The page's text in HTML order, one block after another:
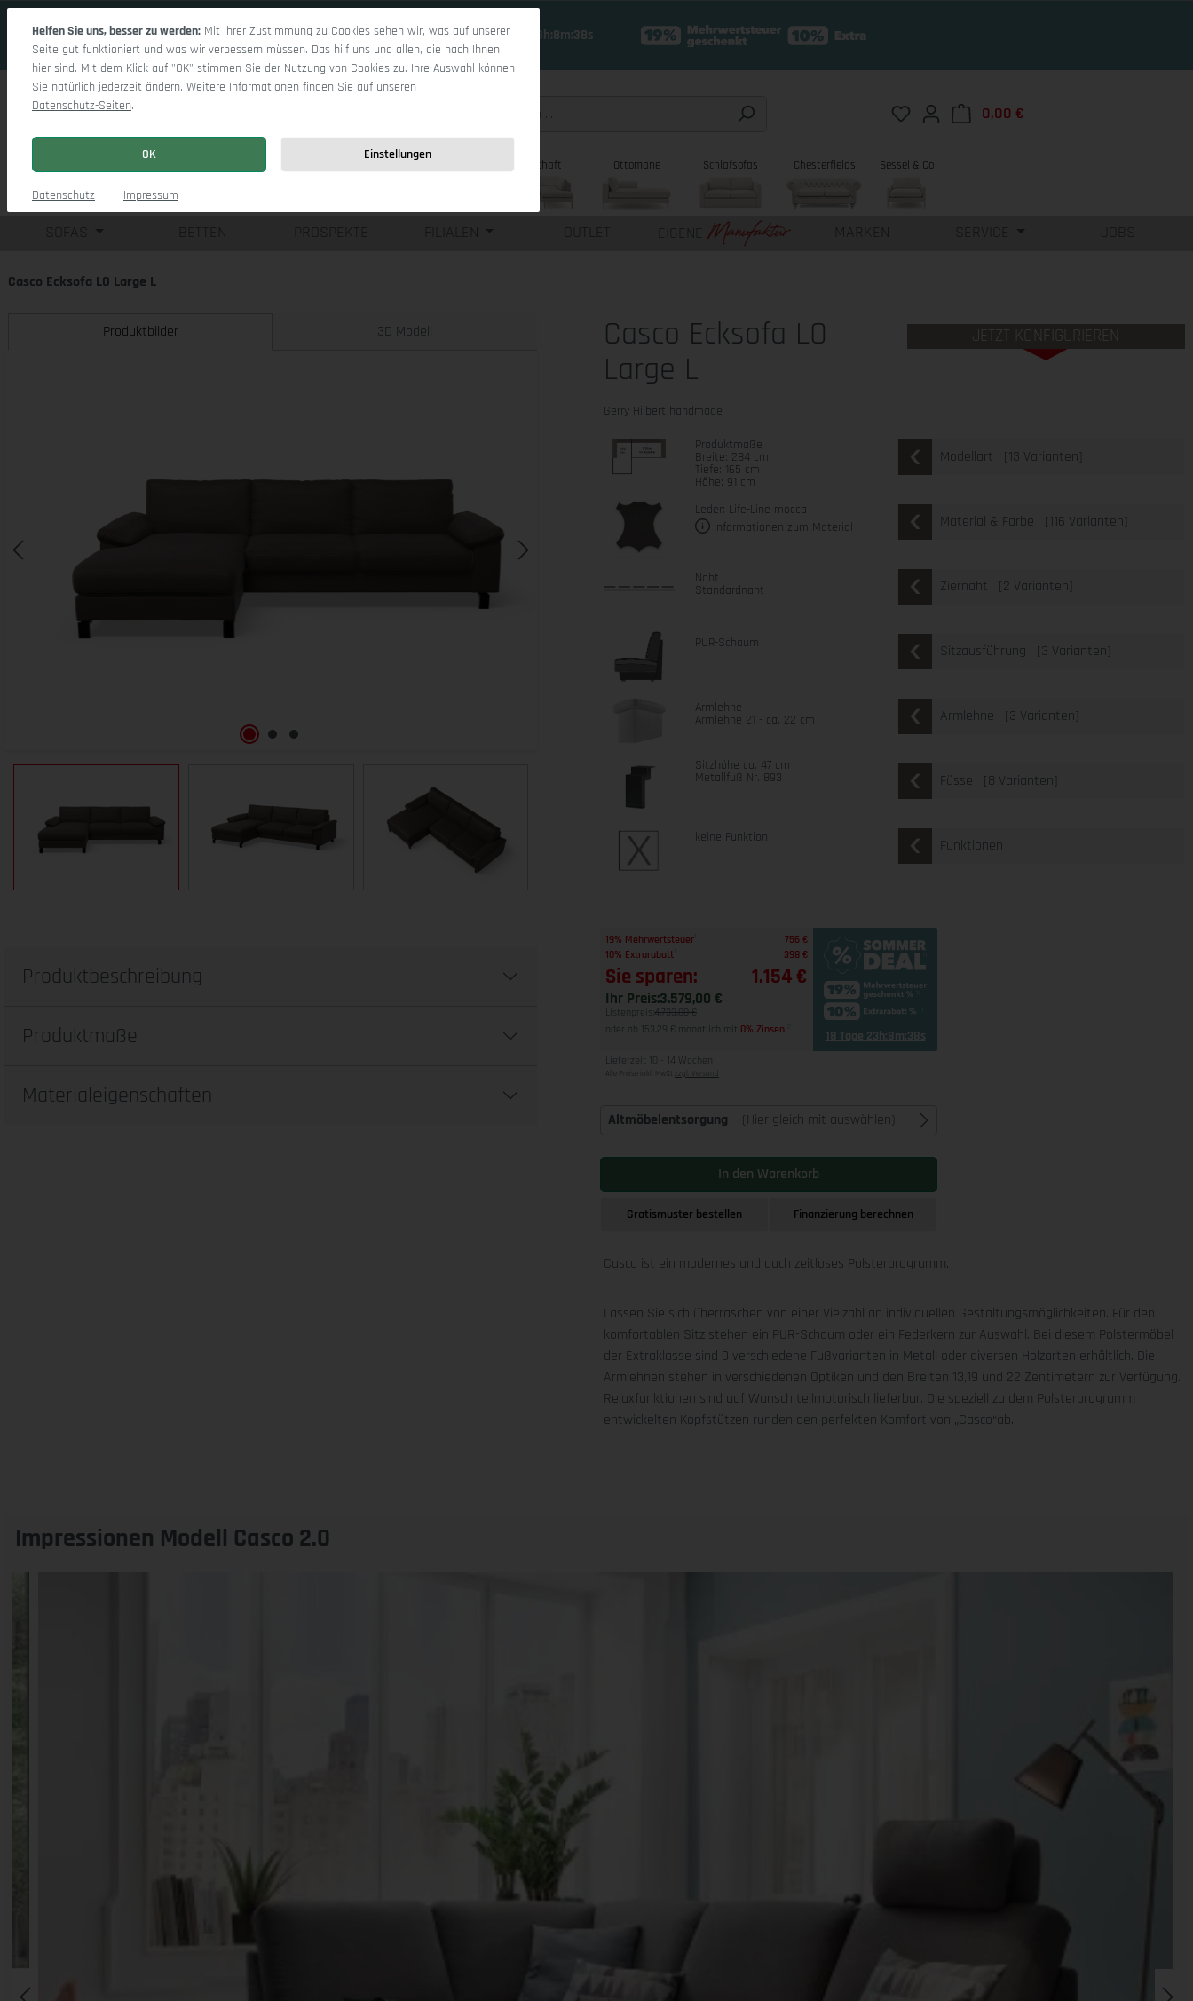
18 Tage 23h:8m:37s
Du hast 0 Produkte auf dem Merkzettel
0,00 €
Wohnlandschaft Ottomane Schlafsofas Chesterfields Sessel & Co
BETTEN PROSPEKTE FILIALEN OUTLET EIGENE MARKEN SERVICE JOBS
Casco Ecksofa LO Large L
Produktbilder
3D Modell
Casco Ecksofa LO
Large L
Gerry Hilbert handmade
JETZT KONFIGURIEREN
Produktmaße
Breite: 284 cm
Tiefe: 165 cm
Höhe: 91 cm
Modellart [13 Varianten]
Leder: Life-Line mocca
Informationen zum Material
Material & Farbe [116 Varianten]
Naht
Standardnaht Ziernaht [2 Varianten]
PUR-Schaum Sitzausführung [3 Varianten]
Armlehne
Armlehne 21 - ca. 22 cm Armlehne [3 Varianten]
Sitzhöhe ca. 47 cm
Metallfuß Nr. 893 Füsse [8 Varianten]
keine Funktion Funktionen
19% Mehrwertsteuer
756 €
10% Extrarabatt
398 €
Sie sparen: 1.154 €
Ihr Preis:3.579,00 €
Listenpreis: 4.733,00 €
oder ab 153,29 € monatlich mit 0% Zinsen 18 Tage 23h:8m:37s
Lieferzeit 10 - 14 Wochen
Alle Preise inkl. MwSt zzgl. Versand
Altmöbelentsorgung (Hier gleich mit auswählen)
In den Warenkorb
Gratismuster bestellen Finanzierung berechnen
Casco ist ein modernes und auch zeitloses Polsterprogramm.
Lassen Sie sich überraschen von einer Vielzahl an individuellen Gestaltungsmöglichkeiten. Für den
komfortablen Sitz stehen ein PUR-Schaum oder ein Federkern zur Auswahl. Bei diesem Polstermöbel
der Extraklasse sind 9 verschiedene Fußvarianten in Metall oder diversen Holzarten erhältlich. Die
Armlehnen stehen in verschiedenen Optiken und den Breiten 13,19 und 22 Zentimetern zur Verfügung.
Relaxfunktionen sind auf Wunsch teilmotorisch lieferbar. Die speziell zu dem Polsterprogramm
entwickelten Kopfstützen runden den perfekten Komfort von „Casco“ab.
Produktbeschreibung
Produktmaße
Materialeigenschaften
Impressionen Modell Casco 2.0
Helfen Sie uns, besser zu werden: Mit Ihrer Zustimmung zu Cookies sehen wir, was auf unserer
Seite gut funktioniert und was wir verbessern müssen. Das hilf uns und allen, die nach Ihnen
hier sind. Mit dem Klick auf "OK" stimmen Sie der Nutzung von Cookies zu. Ihre Auswahl können
Sie natürlich jederzeit ändern. Weitere Informationen finden Sie auf unseren
Datenschutz-Seiten.
OK Einstellungen
Datenschutz Impressum